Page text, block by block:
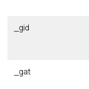
_gid
_gat